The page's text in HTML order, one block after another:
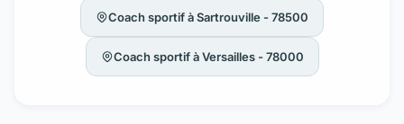
Coach sportif à Sartrouville - 78500
Coach sportif à Versailles - 78000